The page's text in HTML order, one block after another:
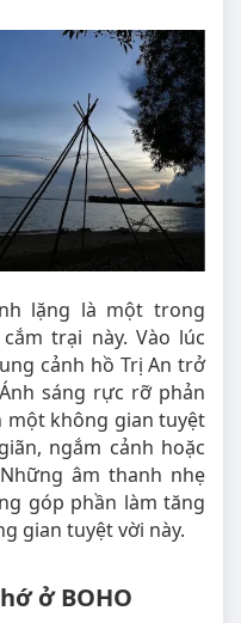
lặng là một trong
trại này. Vào lúc
cảnh hồ Trị An trở
sáng rực rỡ phản
một không gian tuyệt
ngắm cảnh hoặc
âm thanh nhẹ
góp phần làm tăng
gian tuyệt vời này.
ở BOHO